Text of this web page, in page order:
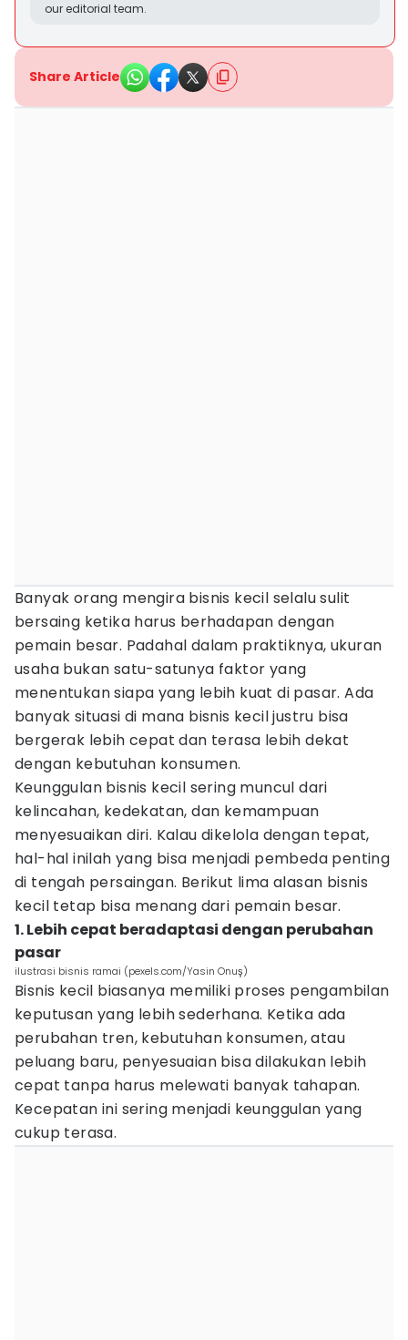
our editorial team.
Share Article
Banyak orang mengira bisnis kecil selalu sulit
bersaing ketika harus berhadapan dengan
pemain besar. Padahal dalam praktiknya, ukuran
usaha bukan satu-satunya faktor yang
menentukan siapa yang lebih kuat di pasar. Ada
banyak situasi di mana bisnis kecil justru bisa
bergerak lebih cepat dan terasa lebih dekat
dengan kebutuhan konsumen.
Keunggulan bisnis kecil sering muncul dari
kelincahan, kedekatan, dan kemampuan
menyesuaikan diri. Kalau dikelola dengan tepat,
hal-hal inilah yang bisa menjadi pembeda penting
di tengah persaingan. Berikut lima alasan bisnis
kecil tetap bisa menang dari pemain besar.
1. Lebih cepat beradaptasi dengan perubahan
pasar
ilustrasi bisnis ramai (pexels.com/Yasin Onuş)
Bisnis kecil biasanya memiliki proses pengambilan
keputusan yang lebih sederhana. Ketika ada
perubahan tren, kebutuhan konsumen, atau
peluang baru, penyesuaian bisa dilakukan lebih
cepat tanpa harus melewati banyak tahapan.
Kecepatan ini sering menjadi keunggulan yang
cukup terasa.